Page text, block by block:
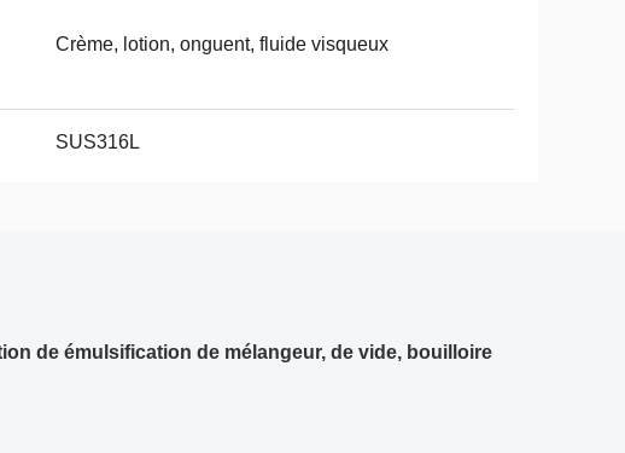
Crème, lotion, onguent, fluide visqueux
SUS316L
de émulsification de mélangeur, de vide, bouilloire